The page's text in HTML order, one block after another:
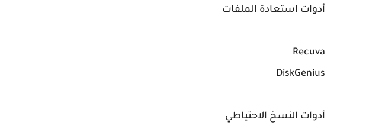
أدوات استعادة الملفات
أدوات النسخ الاحتياطي